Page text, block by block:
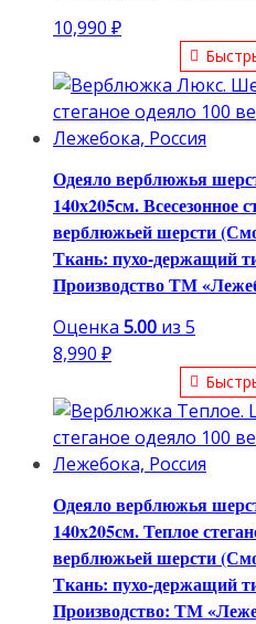
10,990 ₽
Одеяло верблюжья
140х205см. Всесезонное
верблюжьей шерсти
Ткань: пухо-держащий
Производство ТМ
Оценка 5.00 из 5
8,990 ₽
Одеяло верблюжья
140х205см. Теплое
верблюжьей шерсти
Ткань: пухо-держащий
Производство: ТМ